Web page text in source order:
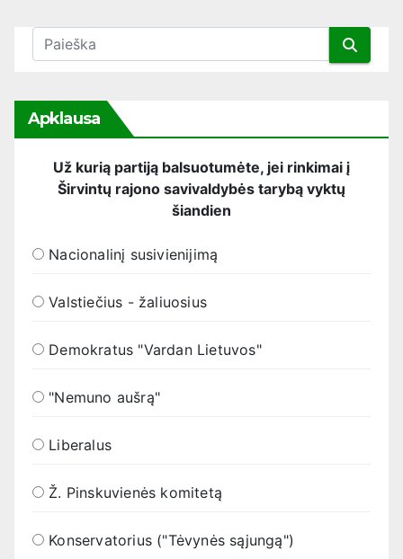
Apklausa
Už kurią partiją balsuotumėte, jei rinkimai į
Širvintų rajono savivaldybės tarybą vyktų
šiandien
Nacionalinį susivienijimą
Valstiečius - žaliuosius
Demokratus "Vardan Lietuvos"
"Nemuno aušrą"
Liberalus
Ž. Pinskuvienės komitetą
Konservatorius ("Tėvynės sąjungą")